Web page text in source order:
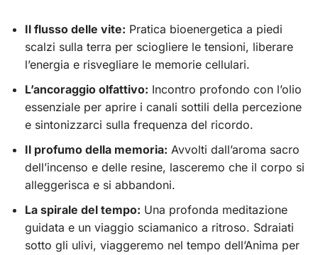
Il flusso delle vite: Pratica bioenergetica a piedi
scalzi sulla terra per sciogliere le tensioni, liberare
l’energia e risvegliare le memorie cellulari.
L’ancoraggio olfattivo: Incontro profondo con l’olio
essenziale per aprire i canali sottili della percezione
e sintonizzarci sulla frequenza del ricordo.
Il profumo della memoria: Avvolti dall’aroma sacro
dell’incenso e delle resine, lasceremo che il corpo si
alleggerisca e si abbandoni.
La spirale del tempo: Una profonda meditazione
guidata e un viaggio sciamanico a ritroso. Sdraiati
sotto gli ulivi, viaggeremo nel tempo dell’Anima per